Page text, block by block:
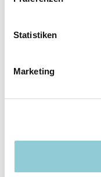
Statistiken
Marketing
Exterieur
Dachreling
Interieur –